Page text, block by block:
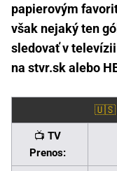
papierovým
však nejaký ten
sledovať v
na stvr.sk alebo
🇺🇸
📺 TV
Prenos: